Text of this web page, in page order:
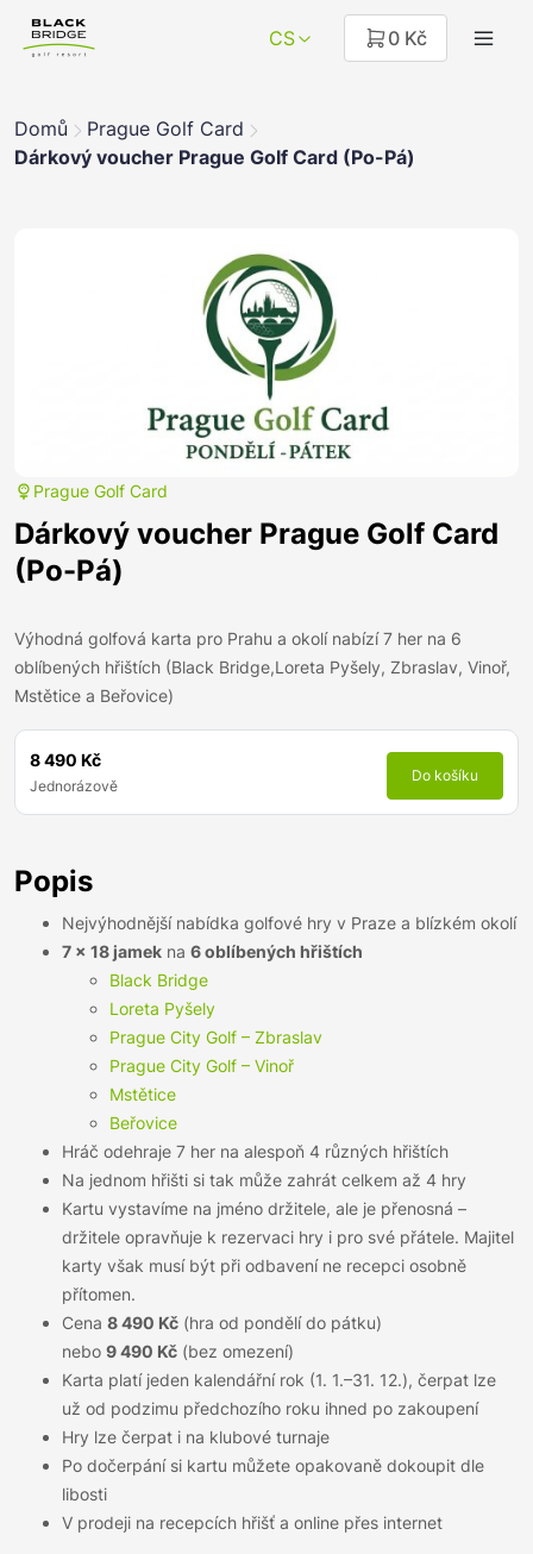
CS 0 Kč
Domů
Prague Golf Card
Dárkový voucher Prague Golf Card (Po-Pá)
Prague Golf Card
Dárkový voucher Prague Golf Card
(Po-Pá)
Výhodná golfová karta pro Prahu a okolí nabízí 7 her na 6
oblíbených hřištích (Black Bridge,Loreta Pyšely, Zbraslav, Vinoř,
Mstětice a Beřovice)
8 490 Kč
Jednorázově
Do košíku
Popis
Nejvýhodnější nabídka golfové hry v Praze a blízkém okolí
7 × 18 jamek na 6 oblíbených hřištích
Black Bridge
Loreta Pyšely
Prague City Golf – Zbraslav
Prague City Golf – Vinoř
Mstětice
Beřovice
Hráč odehraje 7 her na alespoň 4 různých hřištích
Na jednom hřišti si tak může zahrát celkem až 4 hry
Kartu vystavíme na jméno držitele, ale je přenosná –
držitele opravňuje k rezervaci hry i pro své přátele. Majitel
karty však musí být při odbavení ne recepci osobně
přítomen.
Cena 8 490 Kč (hra od pondělí do pátku)
nebo 9 490 Kč (bez omezení)
Karta platí jeden kalendářní rok (1. 1.–31. 12.), čerpat lze
už od podzimu předchozího roku ihned po zakoupení
Hry lze čerpat i na klubové turnaje
Po dočerpání si kartu můžete opakovaně dokoupit dle
libosti
V prodeji na recepcích hřišť a online přes internet